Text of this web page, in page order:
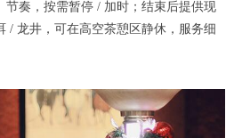
节奏，按需暂停 / 加时；结束后提供现
/ 龙井，可在高空茶憩区静休，服务细